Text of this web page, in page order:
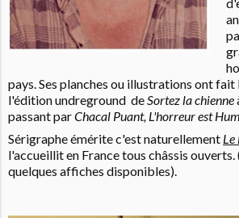
pays. Ses planches ou illustrations ont fait
l'édition undreground deSortez la chienne
passant parChacal Puant, L'horreur est
Sérigraphe émérite c'est naturellement
l'accueillit en France tous châssis
quelques affiches disponibles).